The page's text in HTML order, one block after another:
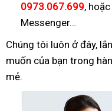
0973.067.699,
Messenger…
Chúng tôi luôn ở đây,
muốn của bạn trong
mẻ.